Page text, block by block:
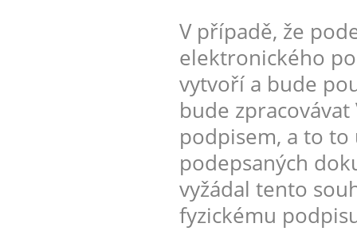
V případě, že
elektronického
vytvoří a bude
bude
podpisem, a to to
podepsaných
vyžádal tento
fyzickému